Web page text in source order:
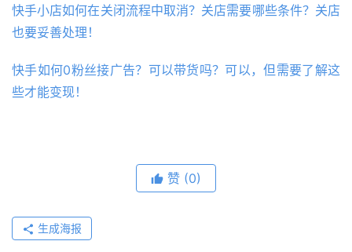
快手小店如何在关闭流程中取消？关店需要哪些条件？关店
也要妥善处理！
快手如何0粉丝接广告？可以带货吗？可以，但需要了解这
些才能变现！
赞 (0)
生成海报